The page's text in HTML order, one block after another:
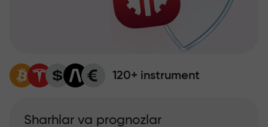
120+ instrument
Sharhlar va prognozlar